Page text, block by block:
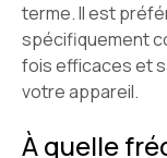
terme. Il est
spécifiquement
fois efficaces et
votre appareil.
À quelle